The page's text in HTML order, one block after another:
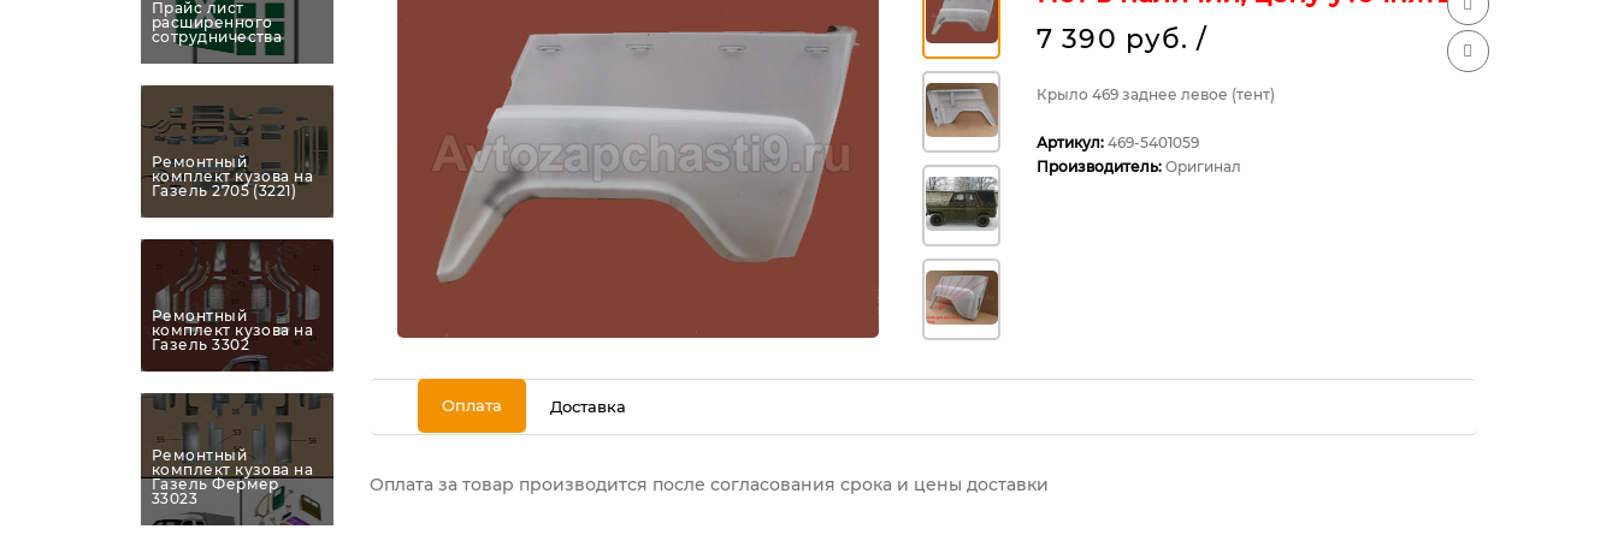
Прайс лист
расширенного
сотрудничества
Ремонтный
комплект кузова на
Газель 2705 (3221)
Ремонтный
комплект кузова на
Газель 3302
Ремонтный
комплект кузова на
Газель Фермер
33023
7 390 руб. /
Крыло 469 заднее левое (тент)
Артикул:469-5401059
Производитель:Оригинал
Оплата Доставка
Оплата за товар производится после согласования срока и цены доставки